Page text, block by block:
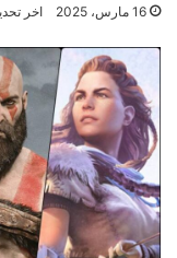
16 مارس، 2025 اخر تحديث